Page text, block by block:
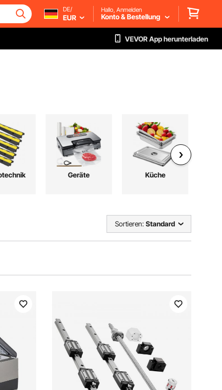
DE/
EUR
Hallo, Anmelden
Konto & Bestellung
VEVOR App herunterladen
Geräte Küche
Sortieren: Standard